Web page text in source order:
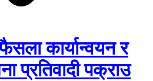
फैसला कार्यान्वयन र
प्रतिवादी पक्राउ